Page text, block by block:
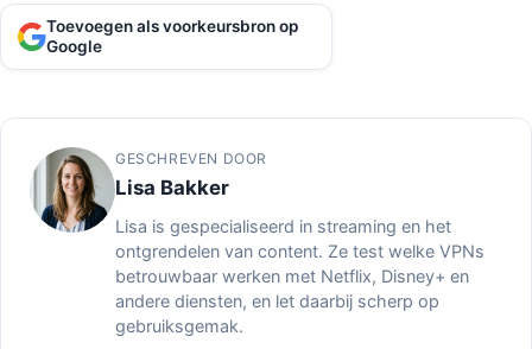
Toevoegen als voorkeursbron op
Google
GESCHREVEN DOOR
Lisa Bakker
Lisa is gespecialiseerd in streaming en het
ontgrendelen van content. Ze test welke VPNs
betrouwbaar werken met Netflix, Disney+ en
andere diensten, en let daarbij scherp op
gebruiksgemak.